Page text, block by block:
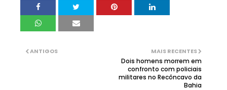
MAIS RECENTES
Dois homens morrem em
confronto com policiais
militares no Recôncavo da
Bahia
ANTIGOS